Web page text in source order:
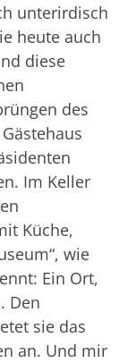
unterirdisch
heute auch
diese
des
Im Keller
Küche,
wie
Ein Ort,
Den
sie das
an. Und mir